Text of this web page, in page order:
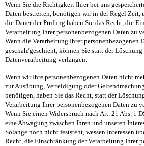
Wenn Sie die Richtigkeit Ihrer bei uns
Daten bestreiten, benötigen wir in der Regel Zeit,
die Dauer der Prüfung haben Sie das Recht, die
Verarbeitung Ihrer personenbezogenen Daten zu
Wenn die Verarbeitung Ihrer personenbezogenen
geschah/geschieht, können Sie statt der
Datenverarbeitung verlangen.
Wenn wir Ihre personenbezogenen Daten nicht
zur Ausübung, Verteidigung oder
benötigen, haben Sie das Recht, statt der
Verarbeitung Ihrer personenbezogenen Daten zu
Wenn Sie einen Widerspruch nach Art. 21 Abs. 1
eine Abwägung zwischen Ihren und unseren
Solange noch nicht feststeht, wessen Interessen
Recht, die Einschränkung der Verarbeitung Ihrer